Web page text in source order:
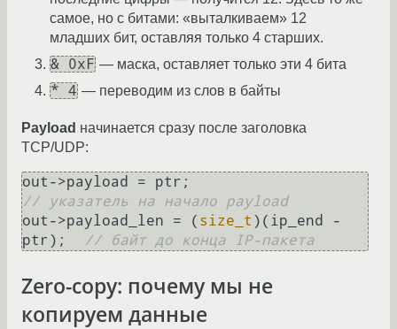
самое, но с битами: «выталкиваем» 12
младших бит, оставляя только 4 старших.
& 0xF — маска, оставляет только эти 4 бита
* 4 — переводим из слов в байты
Payload начинается сразу после заголовка
TCP/UDP:
out->payload =
// указатель на начало payload
out->payload_len = ( size_t )(ip_end -
ptr);
// байт до конца IP-пакета
Zero-copy: почему мы не
копируем данные